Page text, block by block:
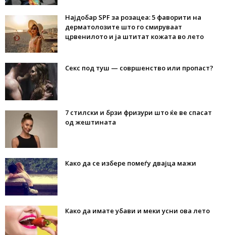
Најдобар SPF за розацеа: 5 фаворити на
дерматолозите што го смируваат
црвенилото и ја штитат кожата во лето
Секс под туш — совршенство или пропаст?
7 стилски и брзи фризури што ќе ве спасат
од жештината
Како да се избере помеѓу двајца мажи
Како да имате убави и меки усни ова лето